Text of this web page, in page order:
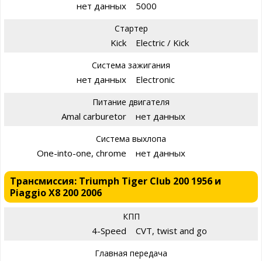
нет данных 5000
Стартер
Kick Electric / Kick
Система зажигания
нет данных Electronic
Питание двигателя
Amal carburetor нет данных
Система выхлопа
One-into-one, chrome нет данных
Трансмиссия: Triumph Tiger Club 200 1956 и
Piaggio X8 200 2006
КПП
4-Speed CVT, twist and go
Главная передача